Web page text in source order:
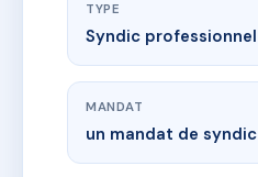
TYPE
Syndic professionnel
MANDAT
un mandat de syndic